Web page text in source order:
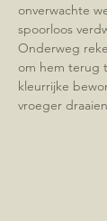
onverwachte
spoorloos
Onderweg
om hem terug
kleurrijke
vroeger